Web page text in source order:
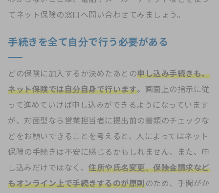
てネット保険の窓口へ問い合わせてみましょう。
手続きを全て自分で行う必要がある
どの保険に加入するか決めたあとの申し込み手続きも、
ネット保険では自分自身で行います。画面上の指示に従
って進めていけば申し込みができるようになっています
が、対面型なら営業担当者に提出前の書類のチェックな
どをお願いできることを考えると、人によってはネット
保険の手続きは不安に感じるかもしれません。また、申
し込みだけではなく、 住所や氏名変更、保険金請求など
もオンライン上で手続きするのが原則のため、手間がか